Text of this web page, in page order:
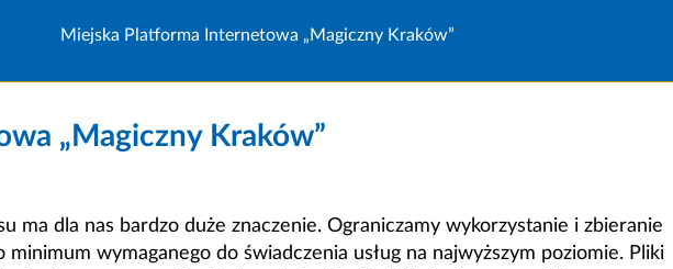
Miejska Platforma Internetowa „Magiczny Kraków”
„Magiczny Kraków”
ma dla nas bardzo duże znaczenie. Ograniczamy wykorzystanie i zbieranie
wymaganego do świadczenia usług na najwyższym poziomie. Pliki